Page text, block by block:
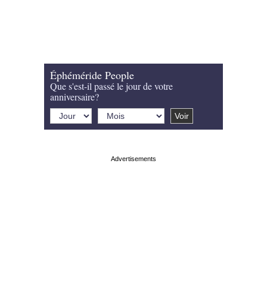
Éphéméride People
Que s'est-il passé le jour de votre
anniversaire?